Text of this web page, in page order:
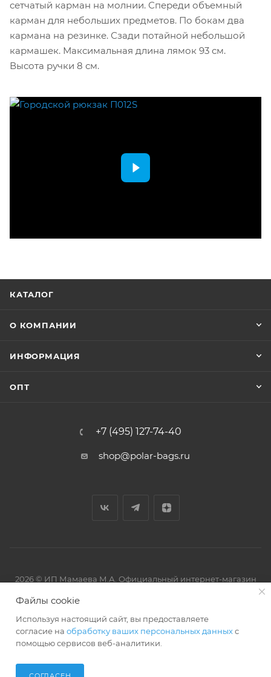
сетчатый карман на молнии. Спереди объемный
карман для небольших предметов. По бокам два
кармана на резинке. Сзади потайной небольшой
кармашек. Максимальная длина лямок 93 см.
Высота ручки 8 см.
КАТАЛОГ
О КОМПАНИИ
ИНФОРМАЦИЯ
ОПТ
+7 (495) 127-74-40
shop@polar-bags.ru
2026 © ИП Мамаева М.А. Официальный интернет-магазин
Файлы cookie
Используя настоящий сайт, вы предоставляете
согласие на обработку ваших персональных данныхс
помощью сервисов веб-аналитики.